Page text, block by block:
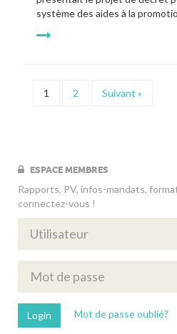
système des aides à la
1 2 Suivant »
ESPACE MEMBRES
Rapports, PV, infos-mandats,
connectez-vous !
Mot de passe oublié?